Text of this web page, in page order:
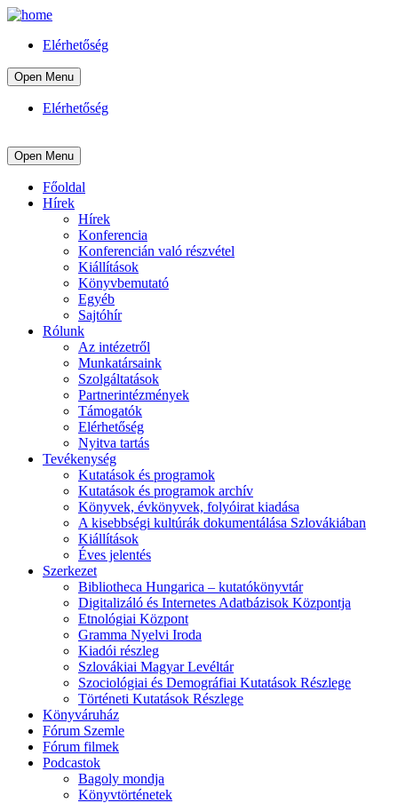
Elérhetőség
Open Menu
Elérhetőség
Open Menu
Főoldal
Hírek
Hírek
Konferencia
Konferencián való részvétel
Kiállítások
Könyvbemutató
Egyéb
Sajtóhír
Rólunk
Az intézetről
Munkatársaink
Szolgáltatások
Partnerintézmények
Támogatók
Elérhetőség
Nyitva tartás
Tevékenység
Kutatások és programok
Kutatások és programok archív
Könyvek, évkönyvek, folyóirat kiadása
A kisebbségi kultúrák dokumentálása Szlovákiában
Kiállítások
Éves jelentés
Szerkezet
Bibliotheca Hungarica – kutatókönyvtár
Digitalizáló és Internetes Adatbázisok Központja
Etnológiai Központ
Gramma Nyelvi Iroda
Kiadói részleg
Szlovákiai Magyar Levéltár
Szociológiai és Demográfiai Kutatások Részlege
Történeti Kutatások Részlege
Könyváruház
Fórum Szemle
Fórum filmek
Podcastok
Bagoly mondja
Könyvtörténetek